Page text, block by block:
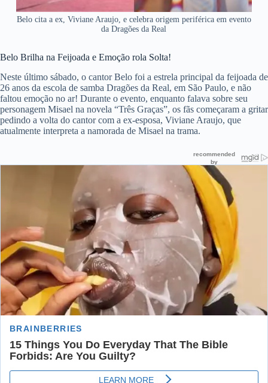
Belo cita a ex, Viviane Araujo, e celebra origem periférica em evento
da Dragões da Real
Belo Brilha na Feijoada e Emoção rola Solta!
Neste último sábado, o cantor Belo foi a estrela principal da feijoada de
26 anos da escola de samba Dragões da Real, em São Paulo, e não
faltou emoção no ar! Durante o evento, enquanto falava sobre seu
personagem Misael na novela “Três Graças”, os fãs começaram a gritar
pedindo a volta do cantor com a ex-esposa, Viviane Araujo, que
atualmente interpreta a namorada de Misael na trama.